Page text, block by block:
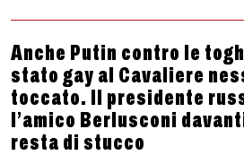
Anche Putin contro le
stato gay al Cavaliere
toccato. Il presidente
l’amico Berlusconi
resta di stucco